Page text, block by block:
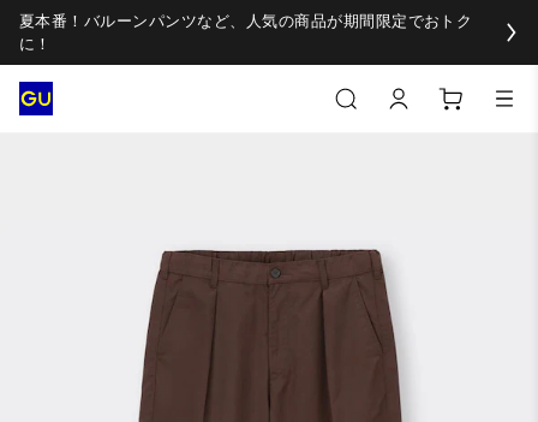
夏本番！バルーンパンツなど、人気の商品が期間限定でおトク
に！